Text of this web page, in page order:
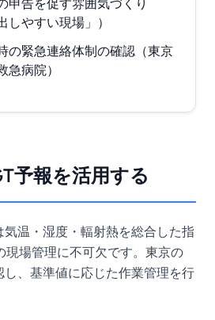
申告を促す雰囲気づくり
しやすい現場」）
の緊急連絡体制の確認（東京
急病院）
予報を活用する
気温・湿度・輻射熱を総合した指
現場管理に不可欠です。東京の
し、基準値に応じた作業管理を行